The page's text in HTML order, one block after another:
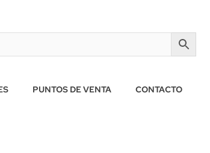
PUNTOS DE VENTA CONTACTO